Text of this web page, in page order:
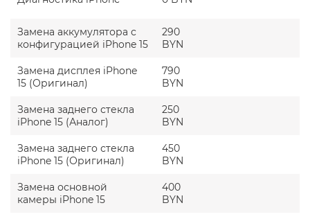
опытные мастера с квалификацией, но и
оригинальных модулей, микроскопы,
осциллографы, индукционное паяльное
работе даже самые проблемные айфоны.
Адекватная ценовая политика. Цена на ремонт
формируется уже с учетом проведения работ, а
также стоимости деталей. Оплачивать можно
прозрачно: никаких доплат и других “неприятных
сюрпризов”.
приятная атмосфера. У нас уютная зона отдыха с
бесплатным Wi-Fi, X-box, настольными играми, чаем
Замена аккумулятора с
конфигурацией iPhone 15
290
BYN
Замена дисплея iPhone
15 (Оригинал)
790
BYN
Замена заднего стекла
iPhone 15 (Аналог)
250
BYN
Замена заднего стекла
iPhone 15 (Оригинал)
450
BYN
Замена основной
камеры iPhone 15
400
BYN